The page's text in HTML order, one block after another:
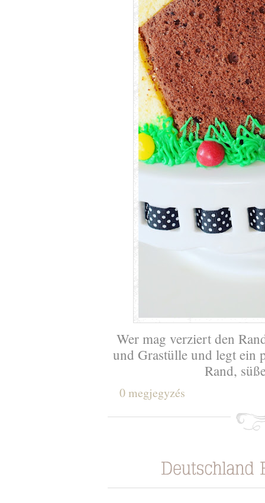
Wer mag verziert den
und Grastülle und legt ein
Rand,
0 megjegyzés